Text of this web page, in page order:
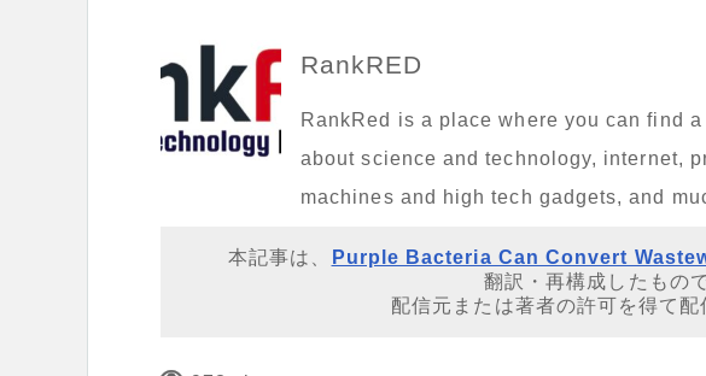
RankRED
RankRed is a place where you can find
about science and technology, internet,
machines and high tech gadgets, and
本記事は、 Purple Bacteria Can Convert
翻訳・再構成したもので
配信元または著者の許可を得て配